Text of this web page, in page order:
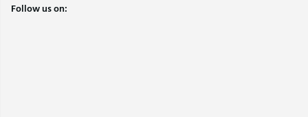
Follow us on: